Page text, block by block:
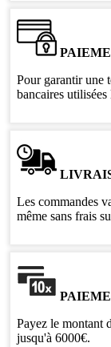
Pour garantir une
bancaires
Les commandes
même sans frais
Payez le montant
jusqu'à 6000€.